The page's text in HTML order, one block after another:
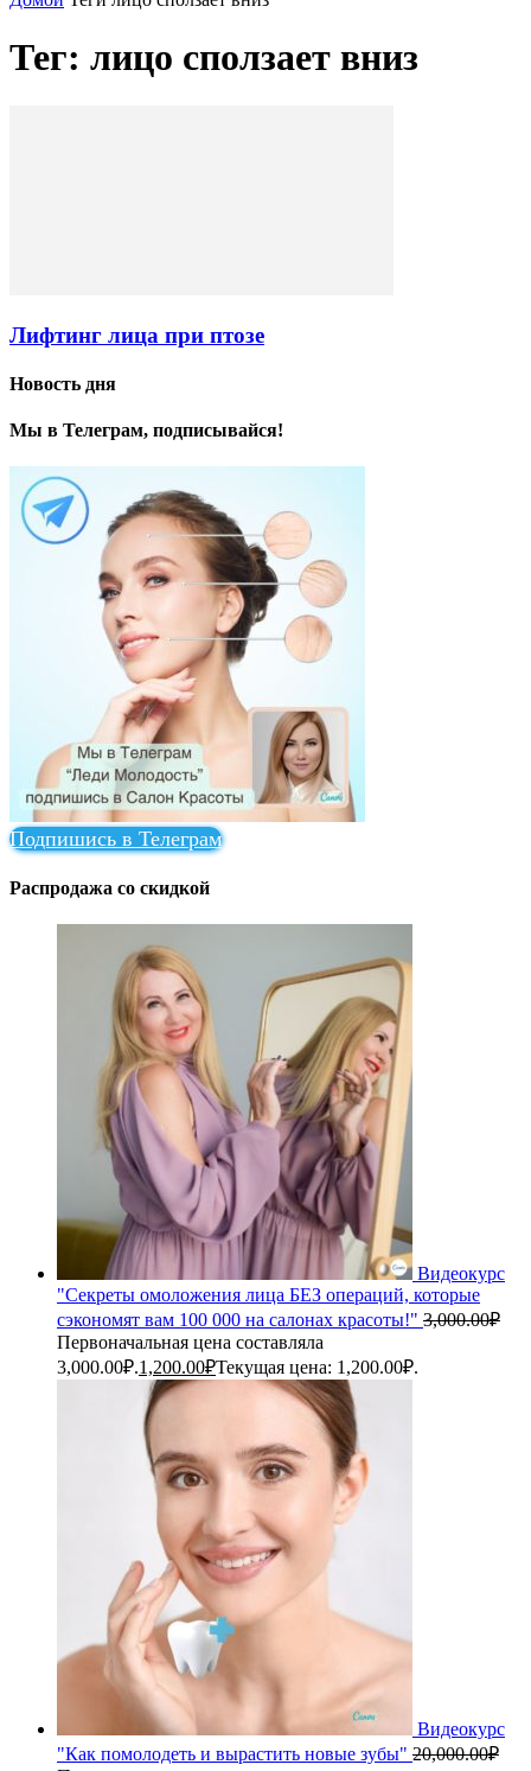
Тег: лицо сползает вниз
Лифтинг лица при птозе
Новость дня
Мы в Телеграм, подписывайся!
Подпишись в Телеграм
Распродажа со скидкой
Видеокурс
"Секреты омоложения лица БЕЗ операций, которые
сэкономят вам 100 000 на салонах красоты!" 3,000.00₽
Первоначальная цена составляла
3,000.00₽.1,200.00₽Текущая цена: 1,200.00₽.
Видеокурс
"Как помолодеть и вырастить новые зубы" 20,000.00₽